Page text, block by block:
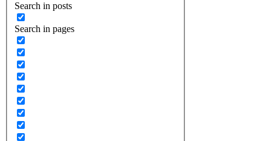
Search in posts
Search in pages